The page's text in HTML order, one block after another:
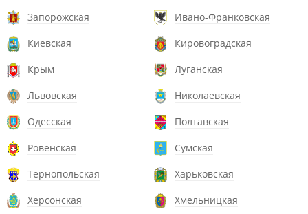
Запорожская
Ивано-Франковская
Киевская
Кировоградская
Крым
Луганская
Львовская
Николаевская
Одесская
Полтавская
Ровенская
Сумская
Тернопольская
Харьковская
Херсонская
Хмельницкая